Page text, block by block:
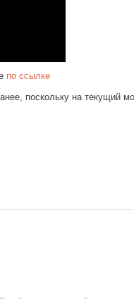
по ссылке
поскольку на текущий